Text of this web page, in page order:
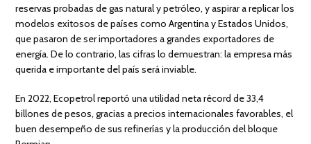
reservas probadas de gas natural y petróleo, y aspirar a replicar los
modelos exitosos de países como Argentina y Estados Unidos,
que pasaron de ser importadores a grandes exportadores de
energía. De lo contrario, las cifras lo demuestran: la empresa más
querida e importante del país será inviable.
En 2022, Ecopetrol reportó una utilidad neta récord de 33,4
billones de pesos, gracias a precios internacionales favorables, el
buen desempeño de sus refinerías y la producción del bloque